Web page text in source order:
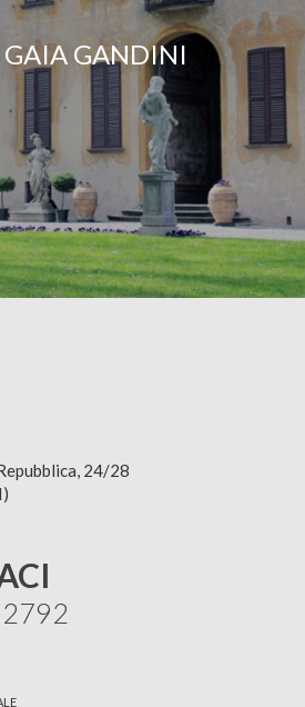
GANDINI
24/28